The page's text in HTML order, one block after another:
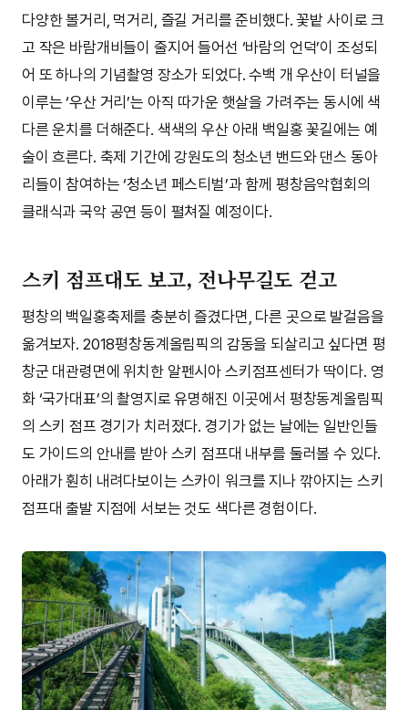
다양한 볼거리, 먹거리, 즐길 거리를 준비했다. 꽃밭 사이로 크
고 작은 바람개비들이 줄지어 들어선 ‘바람의 언덕’이 조성되
어 또 하나의 기념촬영 장소가 되었다. 수백 개 우산이 터널을
이루는 ‘우산 거리’는 아직 따가운 햇살을 가려주는 동시에 색
다른 운치를 더해준다. 색색의 우산 아래 백일홍 꽃길에는 예
술이 흐른다. 축제 기간에 강원도의 청소년 밴드와 댄스 동아
리들이 참여하는 ‘청소년 페스티벌’과 함께 평창음악협회의
클래식과 국악 공연 등이 펼쳐질 예정이다.
스키 점프대도 보고, 전나무길도 걷고
평창의 백일홍축제를 충분히 즐겼다면, 다른 곳으로 발걸음을
옮겨보자. 2018평창동계올림픽의 감동을 되살리고 싶다면 평
창군 대관령면에 위치한 알펜시아 스키점프센터가 딱이다. 영
화 ‘국가대표’의 촬영지로 유명해진 이곳에서 평창동계올림픽
의 스키 점프 경기가 치러졌다. 경기가 없는 날에는 일반인들
도 가이드의 안내를 받아 스키 점프대 내부를 둘러볼 수 있다.
아래가 훤히 내려다보이는 스카이 워크를 지나 깎아지는 스키
점프대 출발 지점에 서보는 것도 색다른 경험이다.